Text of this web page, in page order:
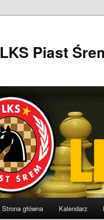
LKS Piast
Strona główna Kalendarz